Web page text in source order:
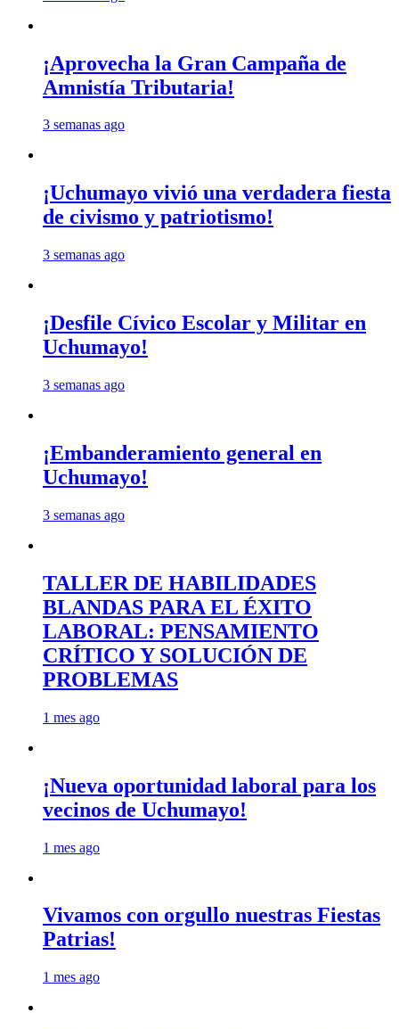
¡Aprovecha la Gran Campaña de
Amnistía Tributaria!
3 semanas ago
¡Uchumayo vivió una verdadera fiesta
de civismo y patriotismo!
3 semanas ago
¡Desfile Cívico Escolar y Militar en
Uchumayo!
3 semanas ago
¡Embanderamiento general en
Uchumayo!
3 semanas ago
TALLER DE HABILIDADES
BLANDAS PARA EL ÉXITO
LABORAL: PENSAMIENTO
CRÍTICO Y SOLUCIÓN DE
PROBLEMAS
1 mes ago
¡Nueva oportunidad laboral para los
vecinos de Uchumayo!
1 mes ago
Vivamos con orgullo nuestras Fiestas
Patrias!
1 mes ago